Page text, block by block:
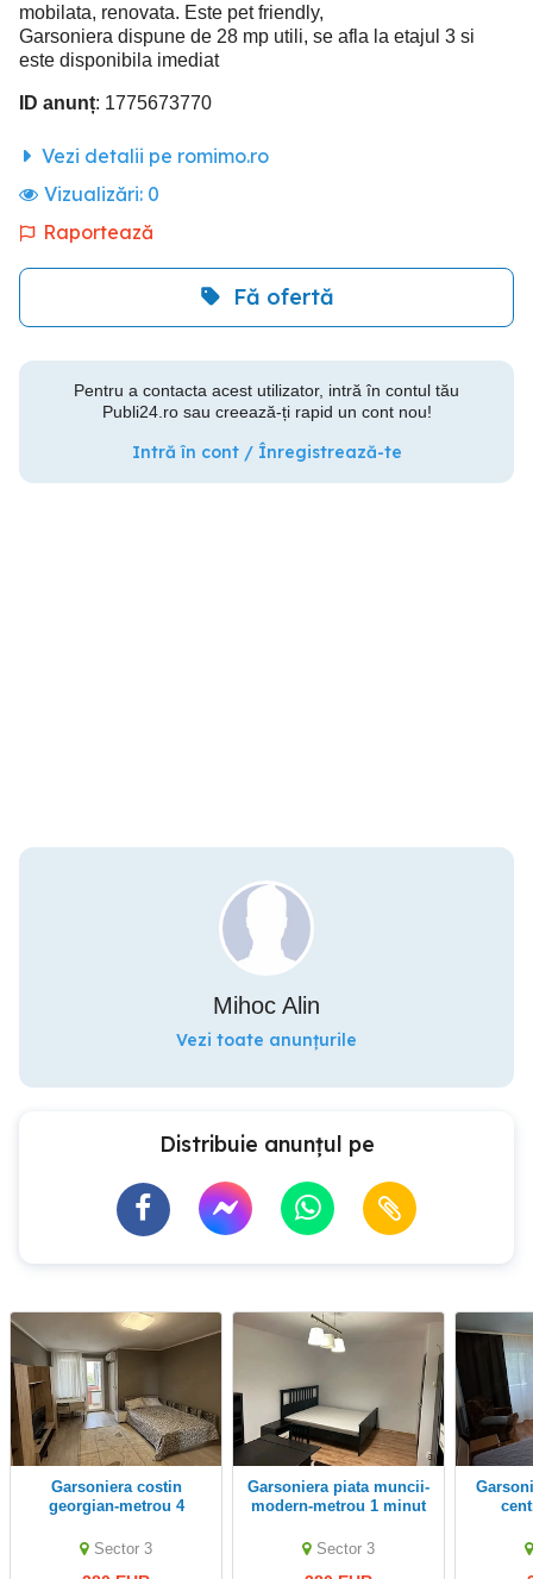
mobilata, renovata. Este pet friendly,
Garsoniera dispune de 28 mp utili, se afla la etajul 3 si
este disponibila imediat
ID anunț: 1775673770
Vezi detalii pe romimo.ro
Vizualizări: 0
Raportează
Fă ofertă
Pentru a contacta acest utilizator, intră în contul tău
Publi24.ro sau creează-ți rapid un cont nou!
Intră în cont / Înregistrează-te
Mihoc Alin
Vezi toate anunțurile
Distribuie anunțul pe
garsoniera costin
georgian-metrou 4
Sector 3
garsoniera piata muncii-
modern-metrou 1 minut
Sector 3
garsoniera tei-modern-